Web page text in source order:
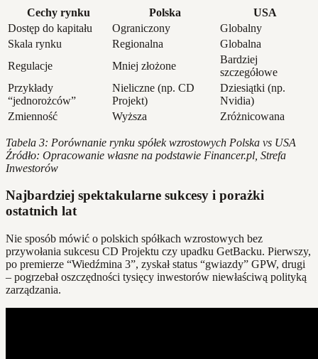
Cechy rynku Polska
USA
Dostęp do kapitału
Ograniczony
Globalny
Skala rynku
Regionalna
Globalna
Regulacje
Mniej złożone
Bardziej
szczegółowe
Przykłady
“jednorożców”
Nieliczne (np. CD
Projekt)
Dziesiątki (np.
Nvidia)
Zmienność
Wyższa Zróżnicowana
Tabela 3: Porównanie rynku spółek wzrostowych Polska vs USA
Źródło: Opracowanie własne na podstawie Financer.pl, Strefa
Inwestorów
Najbardziej spektakularne sukcesy i porażki
ostatnich lat
Nie sposób mówić o polskich spółkach wzrostowych bez
przywołania sukcesu CD Projektu czy upadku GetBacku. Pierwszy,
po premierze “Wiedźmina 3”, zyskał status “gwiazdy” GPW, drugi
– pogrzebał oszczędności tysięcy inwestorów niewłaściwą polityką
zarządzania.